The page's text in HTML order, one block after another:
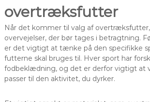
overtræksfutter
Når det kommer til valg af
overvejelser, der bør tages i betragtning.
er det vigtigt at tænke på den specifikke
futterne skal bruges til. Hver sport har
fodbeklædning, og det er derfor vigtigt at
passer til den aktivitet, du dyrker.